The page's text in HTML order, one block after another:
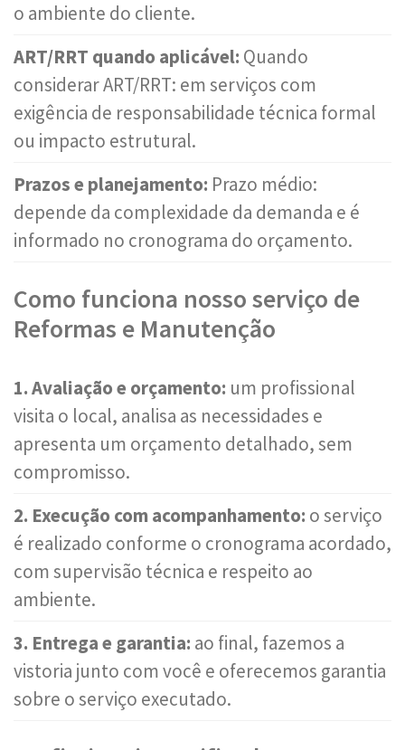
o ambiente do cliente.
ART/RRT quando aplicável: Quando
considerar ART/RRT: em serviços com
exigência de responsabilidade técnica formal
ou impacto estrutural.
Prazos e planejamento: Prazo médio:
depende da complexidade da demanda e é
informado no cronograma do orçamento.
Como funciona nosso serviço de
Reformas e Manutenção
1. Avaliação e orçamento: um profissional
visita o local, analisa as necessidades e
apresenta um orçamento detalhado, sem
compromisso.
2. Execução com acompanhamento: o serviço
é realizado conforme o cronograma acordado,
com supervisão técnica e respeito ao
ambiente.
3. Entrega e garantia: ao final, fazemos a
vistoria junto com você e oferecemos garantia
sobre o serviço executado.